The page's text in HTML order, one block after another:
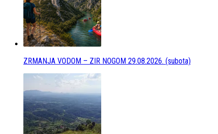
ZRMANJA VODOM – ZIR NOGOM 29.08.2026. (subota)